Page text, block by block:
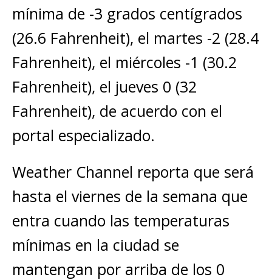
mínima de -3 grados centígrados
(26.6 Fahrenheit), el martes -2 (28.4
Fahrenheit), el miércoles -1 (30.2
Fahrenheit), el jueves 0 (32
Fahrenheit), de acuerdo con el
portal especializado.
Weather Channel reporta que será
hasta el viernes de la semana que
entra cuando las temperaturas
mínimas en la ciudad se
mantengan por arriba de los 0